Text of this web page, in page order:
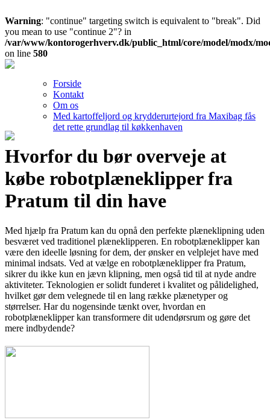
Warning: "continue" targeting switch is equivalent to "break". Did
you mean to use "continue 2"? in
/var/www/kontorogerhverv.dk/public_html/core/model/modx/
on line 580
Forside
Kontakt
Om os
Med kartoffeljord og krydderurtejord fra Maxibag fås
det rette grundlag til køkkenhaven
Hvorfor du bør overveje at
købe robotplæneklipper fra
Pratum til din have
Med hjælp fra Pratum kan du opnå den perfekte plæneklipning uden
besværet ved traditionel plæneklipperen. En robotplæneklipper kan
være den ideelle løsning for dem, der ønsker en velplejet have med
minimal indsats. Ved at vælge en robotplæneklipper fra Pratum,
sikrer du ikke kun en jævn klipning, men også tid til at nyde andre
aktiviteter. Teknologien er solidt funderet i kvalitet og pålidelighed,
hvilket gør dem velegnede til en lang række plænetyper og
størrelser. Har du nogensinde tænkt over, hvordan en
robotplæneklipper kan transformere dit udendørsrum og gøre det
mere indbydende?